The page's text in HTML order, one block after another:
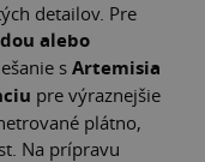
detailov. Pre
alebo
sArtemisia
pre výraznejšie
plátno,
Na prípravu